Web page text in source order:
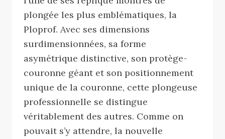
plongée les plus emblématiques, la
Ploprof. Avec ses dimensions
surdimensionnées, sa forme
asymétrique distinctive, son protège-
couronne géant et son positionnement
unique de la couronne, cette plongeuse
professionnelle se distingue
véritablement des autres. Comme on
pouvait s’y attendre, la nouvelle